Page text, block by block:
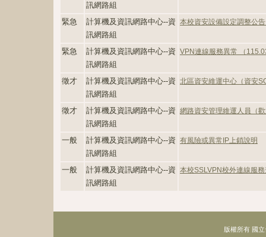
訊網路組
緊急
計算機及資訊網路中心--資
訊網路組
本校資安設備設定調整公
緊急
計算機及資訊網路中心--資
訊網路組
VPN連線服務異常 （
徵才
計算機及資訊網路中心--資
訊網路組
北區資安維運中心（資安
徵才
計算機及資訊網路中心--資
訊網路組
網路資安管理維運人員（
一般
計算機及資訊網路中心--資
訊網路組
有風險或異常IP上鎖說明
一般
計算機及資訊網路中心--資
訊網路組
本校SSLVPN校外連線服
版權所有 國